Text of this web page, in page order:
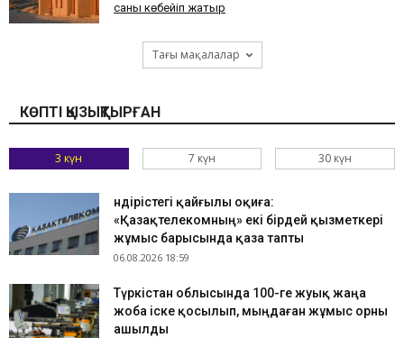
саны көбейіп жатыр
Тағы мақалалар
КӨПТІ ҚЫЗЫҚТЫРҒАН
3 күн 7 күн 30 күн
Өндірістегі қайғылы оқиға:
«Қазақтелекомның» екі бірдей қызметкері
жұмыс барысында қаза тапты
06.08.2026 18:59
Түркістан облысында 100-ге жуық жаңа
жоба іске қосылып, мыңдаған жұмыс орны
ашылды